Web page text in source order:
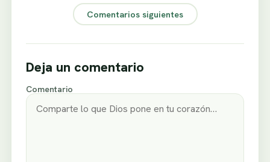
Comentarios siguientes
Deja un comentario
Comentario